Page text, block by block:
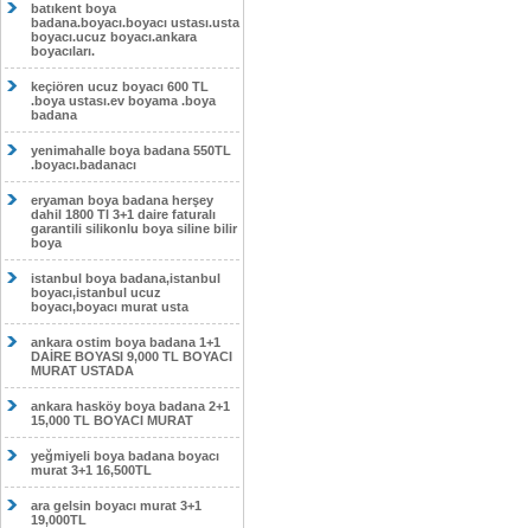
batıkent boya
badana.boyacı.boyacı ustası.usta
boyacı.ucuz boyacı.ankara
boyacıları.
keçiören ucuz boyacı 600 TL
.boya ustası.ev boyama .boya
badana
yenimahalle boya badana 550TL
.boyacı.badanacı
eryaman boya badana herşey
dahil 1800 Tl 3+1 daire faturalı
garantili silikonlu boya siline bilir
boya
istanbul boya badana,istanbul
boyacı,istanbul ucuz
boyacı,boyacı murat usta
ankara ostim boya badana 1+1
DAİRE BOYASI 9,000 TL BOYACI
MURAT USTADA
ankara hasköy boya badana 2+1
15,000 TL BOYACI MURAT
yeğmiyeli boya badana boyacı
murat 3+1 16,500TL
ara gelsin boyacı murat 3+1
19,000TL